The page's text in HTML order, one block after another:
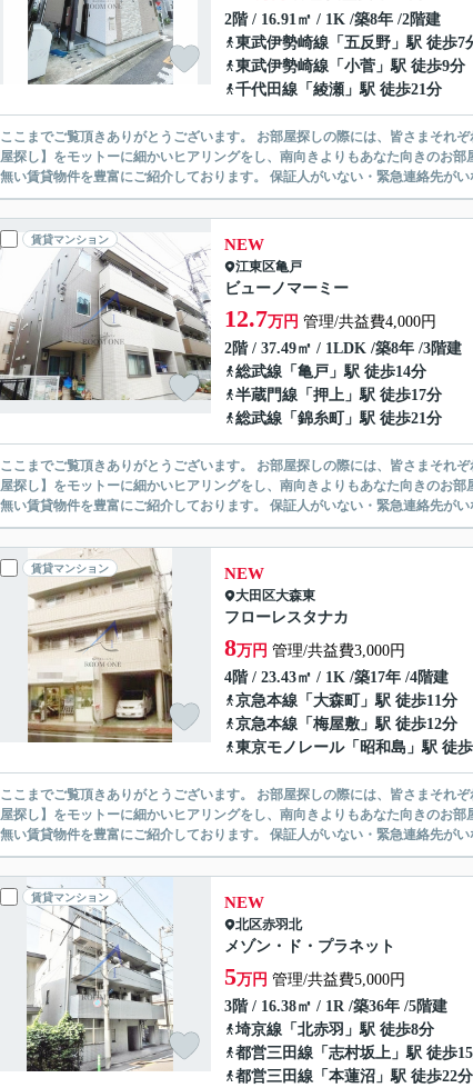
2階 / 16.91㎡ / 1K /築8年 /2階建
東武伊勢崎線 「 五反野 」駅 徒歩7
東武伊勢崎線 「 小菅 」駅 徒歩9分
千代田線 「 綾瀬 」駅 徒歩21分
ここまでご覧頂きありがとうございます。 お部屋探しの際には、皆さまそれぞれこだわりの条件があると思いますが、当社では【あなたに１番のお部
屋探し】をモットーに細かいヒアリングをし、南向きよりもあなた向きのお部屋をご提案いたします。 シングル物
無い賃貸物件を豊富にご紹介しております。 保証人
賃貸マンション NEW
江東区亀戸
ビューノマーミー
12.7万円 管理/共益費4,000円
2階 / 37.49㎡ / 1LDK /築8年 /3階建
総武線 「 亀戸 」駅 徒歩14分
半蔵門線 「 押上 」駅 徒歩17分
総武線 「 錦糸町 」駅 徒歩21分
ここまでご覧頂きありがとうございます。 お部屋探しの際には、皆さまそれぞれこだわりの条件があると思いますが、当社では【あなたに１番のお部
屋探し】をモットーに細かいヒアリングをし、南向きよりもあなた向きのお部屋をご提案いたします。 シングル物
無い賃貸物件を豊富にご紹介しております。 保証人
賃貸マンション NEW
大田区大森東
フローレスタナカ
8万円 管理/共益費3,000円
4階 / 23.43㎡ / 1K /築17年 /4階建
京急本線 「 大森町
」駅 徒歩11分
京急本線 「 梅屋敷 」駅 徒歩12分
東京モノレール「 昭和島 」駅 徒
ここまでご覧頂きありがとうございます。 お部屋探しの際には、皆さまそれぞれこだわりの条件があると思いますが、当社では【あなたに１番のお部
屋探し】をモットーに細かいヒアリングをし、南向きよりもあなた向きのお部屋をご提案いたします。 シングル物
無い賃貸物件を豊富にご紹介しております。 保証人
賃貸マンション NEW
北区赤羽北
メゾン・ド・プラネット
5万円 管理/共益費5,000円
3階 / 16.38㎡ / 1R /築36年 /5階建
埼京線 「 北赤羽 」駅 徒歩8分
都営三田線 「 志村坂上 」駅 徒歩
都営三田線 「 本蓮沼 」駅 徒歩22分